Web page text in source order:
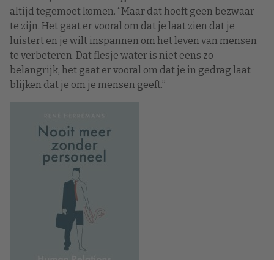
altijd tegemoet komen. “Maar dat hoeft geen bezwaar
te zijn. Het gaat er vooral om dat je laat zien dat je
luistert en je wilt inspannen om het leven van mensen
te verbeteren. Dat flesje water is niet eens zo
belangrijk, het gaat er vooral om dat je in gedrag laat
blijken dat je om je mensen geeft.”